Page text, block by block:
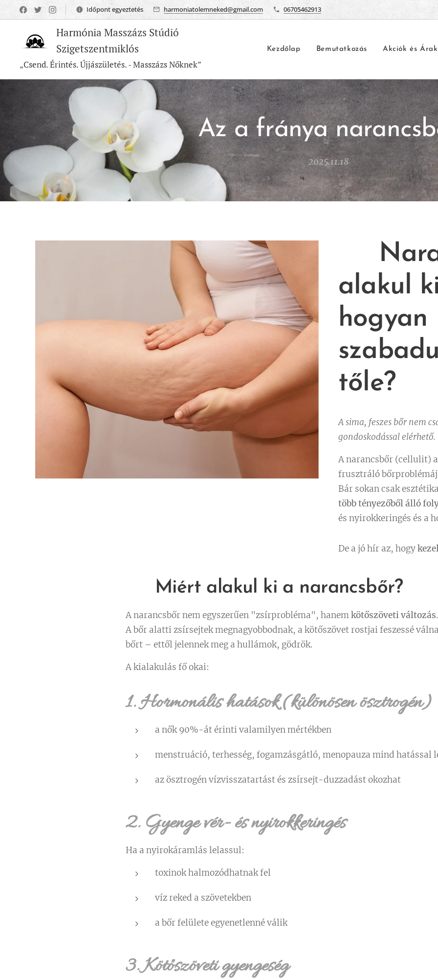
Időpont egyeztetés harmoniatolemneked@gmail.com 06705462913
Harmónia Masszázs Stúdió
Szigetszentmiklós
„Csend. Érintés. Újjászületés. - Masszázs Nőknek”
Kezdőlap Bemutatkozás Akciók és Árak
Az a fránya
2025.11.18
alakul
hogyan
tőle?
A sima, feszes bőr nem
gondoskodással elérhető.
A narancsbőr (cellulit)
frusztráló
Bár sokan csak
több tényezőből álló
és nyirokkeringés és a
De a jó hír az, hogy
Miért alakul ki a narancsbőr?
A narancsbőr nem egyszerűen "zsírprobléma", hanemkötőszöveti változás.
A bőr alatti zsírsejtek megnagyobbodnak, a kötőszövet rostjai feszessé
bőrt – ettől jelennek meg a hullámok, gödrök.
A kialakulás fő okai:
1. Hormonális hatások (különösen ösztrogén)
a nők 90%-át érinti valamilyen mértékben
menstruáció, terhesség, fogamzásgátló, menopauza mind hatással
az ösztrogén vízvisszatartást és zsírsejt-duzzadást okozhat
2. Gyenge vér- és nyirokkeringés
Ha a nyirokáramlás lelassul:
toxinok halmozódhatnak fel
víz reked a szövetekben
a bőr felülete egyenetlenné válik
3. Kötőszöveti gyengeség